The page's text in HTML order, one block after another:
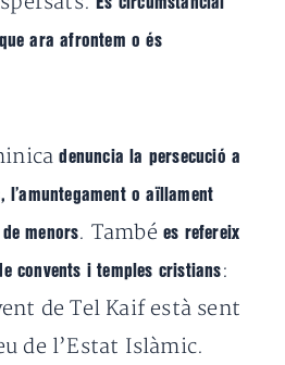
ara afrontem o és
denuncia la persecució a
l’amuntegament o aïllament
menors. Tambées refereix
convents i temples cristians :
de Tel Kaif està sent
de l’Estat Islàmic.